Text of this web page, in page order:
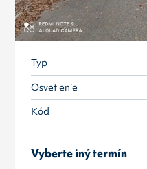
Typ
Osvetlenie
Kód
Vyberte iný termín